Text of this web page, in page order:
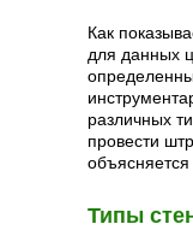
Как
для данных
различных
провести
объясняется
Типы